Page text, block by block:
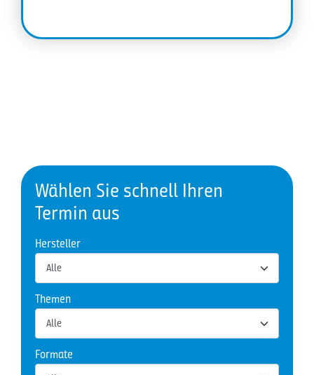
Wählen Sie schnell Ihren
Termin aus
Hersteller
Themen
Formate